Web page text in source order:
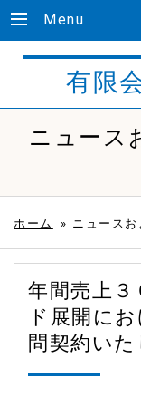
Menu
有限
ニュース
ホーム » ニュース
年間売上
ド展開に
問契約いた